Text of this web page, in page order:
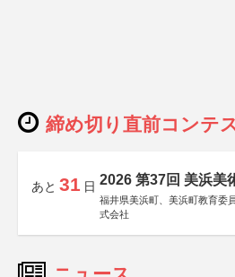
締め切り直前コンテ
あと 31 日 2026 第37回 美浜美
福井県美浜町、美浜町教育委
式会社